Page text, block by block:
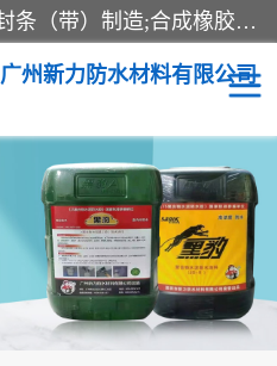
经营范围包括防水嵌缝密封条（带）制造;合成橡胶制造（监控化学品、危险化学品除外）;沥青混合物制造;防水胶粘带制造;其他合成材料制造（监控化学品、危险化学品除外）;涂料制造（监控化学品、危险化学品除外）;建筑结构防水补漏;防水建筑材料制造;粘合剂制造（监控化学品、危险化学品除外）;涂料零售;广州新力防水材料有限公司具有1处分支机构。
广州新力防水材料有限公司
建筑108胶水
自粘卷材